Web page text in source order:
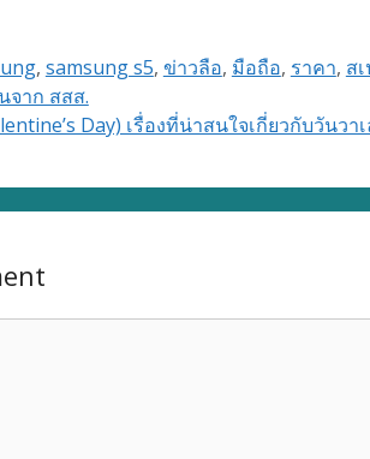
, samsung s5, ข่าวลือ, มือถือ, ราคา, ส
จาก สสส.
Day) เรื่องที่น่าสนใจเกี่ยวกับวันวา